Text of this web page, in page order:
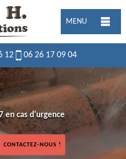
MENU
12 06 26 17 09 04
cas d'urgence
CONTACTEZ-NOUS !